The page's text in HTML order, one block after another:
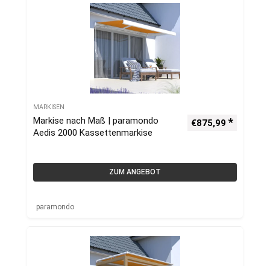
MARKISEN
Markise nach Maß | paramondo
Aedis 2000 Kassettenmarkise
€875,99
ZUM ANGEBOT
paramondo